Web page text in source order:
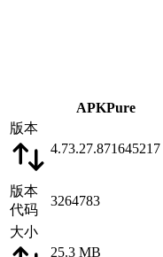
APKPure
版本
4.73.27.871645217
版本
代码
3264783
大小
25.3 MB